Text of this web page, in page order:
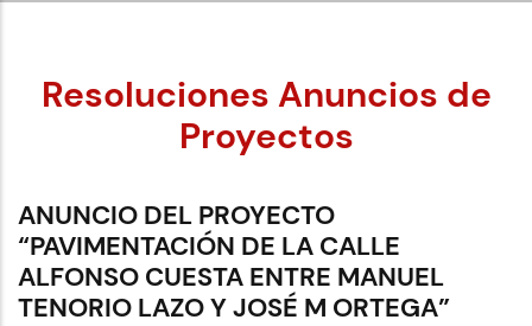
Resoluciones Anuncios de
Proyectos
ANUNCIO DEL PROYECTO
“PAVIMENTACIÓN DE LA CALLE
ALFONSO CUESTA ENTRE MANUEL
TENORIO LAZO Y JOSÉ M ORTEGA”